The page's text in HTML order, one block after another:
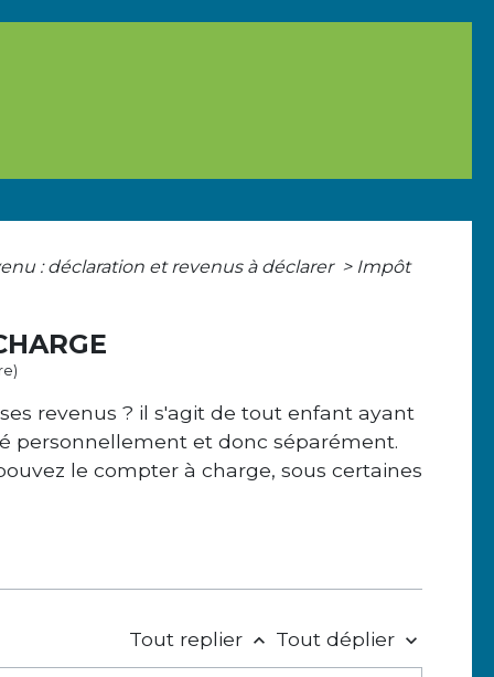
: déclaration et revenus à déclarer > Impôt
revenus ? il s'agit de tout enfant ayant
personnellement et donc séparément.
le compter à charge, sous certaines
Tout replier keyboard_arrow_up Tout déplier keyboard_arrow_down